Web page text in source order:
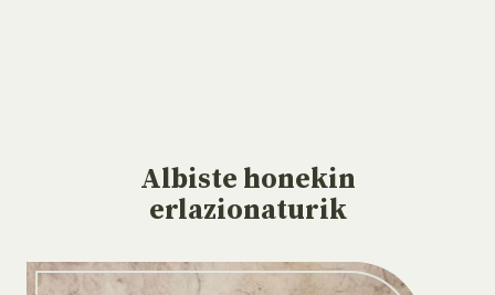
Albiste honekin
erlazionaturik